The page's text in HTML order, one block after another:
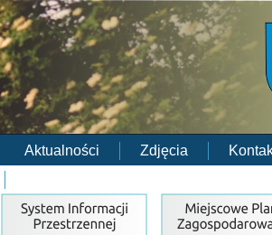
Aktualności Zdjęcia